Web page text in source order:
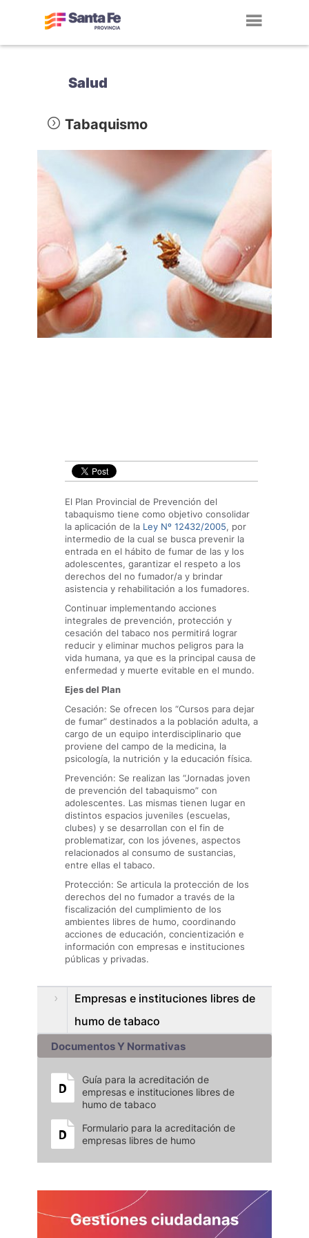
Salud
Tabaquismo
El Plan Provincial de Prevención del
tabaquismo tiene como objetivo consolidar
la aplicación de la Ley Nº 12432/2005, por
intermedio de la cual se busca prevenir la
entrada en el hábito de fumar de las y los
adolescentes, garantizar el respeto a los
derechos del no fumador/a y brindar
asistencia y rehabilitación a los fumadores.
Continuar implementando acciones
integrales de prevención, protección y
cesación del tabaco nos permitirá lograr
reducir y eliminar muchos peligros para la
vida humana, ya que es la principal causa de
enfermedad y muerte evitable en el mundo.
Ejes del Plan
Cesación: Se ofrecen los “Cursos para dejar
de fumar” destinados a la población adulta, a
cargo de un equipo interdisciplinario que
proviene del campo de la medicina, la
psicología, la nutrición y la educación física.
Prevención: Se realizan las “Jornadas joven
de prevención del tabaquismo” con
adolescentes. Las mismas tienen lugar en
distintos espacios juveniles (escuelas,
clubes) y se desarrollan con el fin de
problematizar, con los jóvenes, aspectos
relacionados al consumo de sustancias,
entre ellas el tabaco.
Protección: Se articula la protección de los
derechos del no fumador a través de la
fiscalización del cumplimiento de los
ambientes libres de humo, coordinando
acciones de educación, concientización e
información con empresas e instituciones
públicas y privadas.
Empresas e instituciones libres de
humo de tabaco
Documentos Y Normativas
Guía para la acreditación de
empresas e instituciones libres de
humo de tabaco
Formulario para la acreditación de
empresas libres de humo